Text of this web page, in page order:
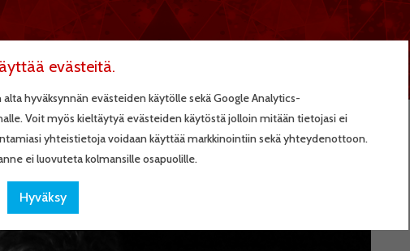
evästeitä.
alta hyväksynnän evästeiden käytölle sekä Google Analytics-
Voit myös kieltäytyä evästeiden käytöstä jolloin mitään tietojasi ei
yhteistietoja voidaan käyttää markkinointiin sekä yhteydenottoon.
ei luovuteta kolmansille osapuolille.
Hyväksy